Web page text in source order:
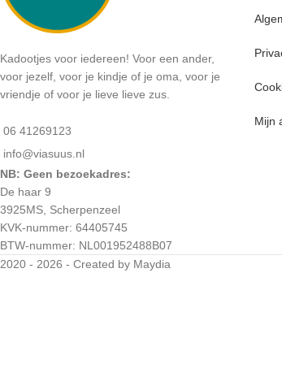
Kadootjes voor iedereen! Voor een ander,
voor jezelf, voor je kindje of je oma, voor je
vriendje of voor je lieve lieve zus.
06 41269123
info@viasuus.nl
NB: Geen bezoekadres:
De haar 9
3925MS, Scherpenzeel
KVK-nummer: 64405745
BTW-nummer: NL001952488B07
Mijn
2020 - 2026 - Created by Maydia